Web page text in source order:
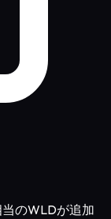
のWLDが追加